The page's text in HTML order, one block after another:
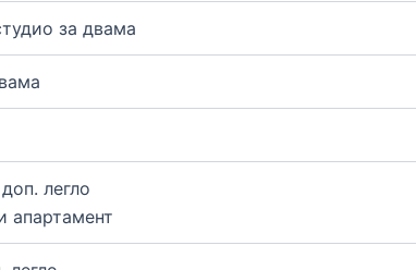
за двама
легло
апартамент